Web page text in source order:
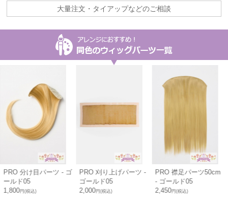
大量注文・タイアップなどのご相談
分け目パーツ - ゴ
ルド05
円(税込)
PRO 刈り上げパーツ -
ゴールド05
2,000円(税込)
PRO 襟足パーツ50cm
- ゴールド05
2,450円(税込)